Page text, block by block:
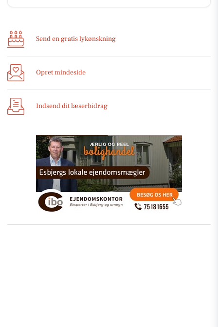
Send en gratis lykønskning
Opret mindeside
Indsend dit læserbidrag